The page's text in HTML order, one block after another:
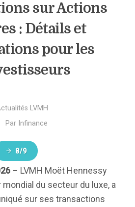
sur Actions
: Détails et
pour les
LVMH
Par Infinance
8/9
– LVMH Moët Hennessy
du secteur du luxe, a
sur ses transactions